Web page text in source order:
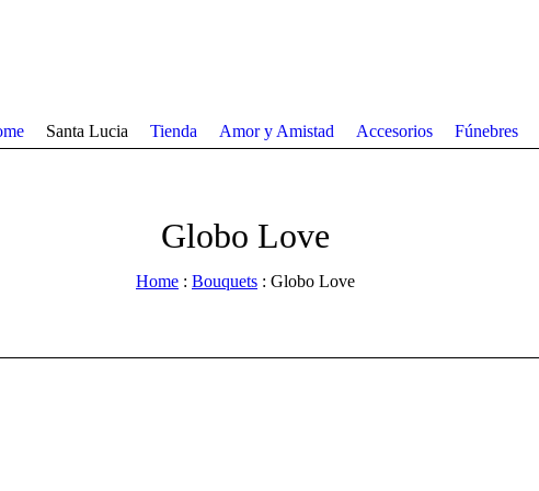
Santa Lucia Tienda Amor y Amistad Accesorios Fúnebres
Globo Love
Home : Bouquets : Globo Love